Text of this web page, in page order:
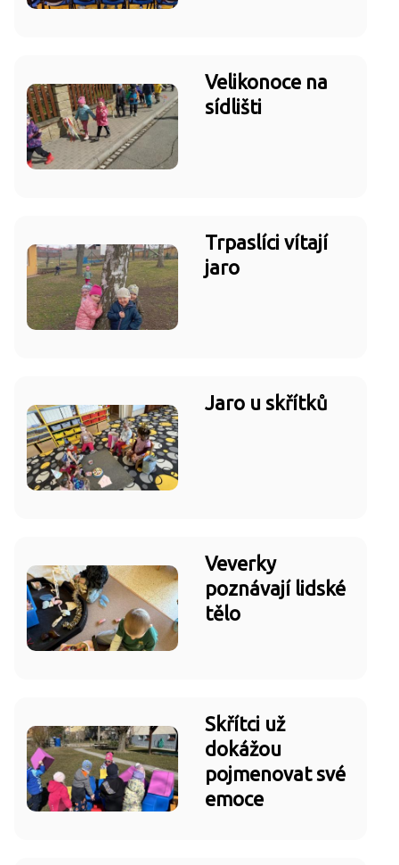
Velikonoce na
sídlišti
Trpaslíci vítají
jaro
Jaro u skřítků
Veverky
poznávají lidské
tělo
Skřítci už
dokážou
pojmenovat své
emoce